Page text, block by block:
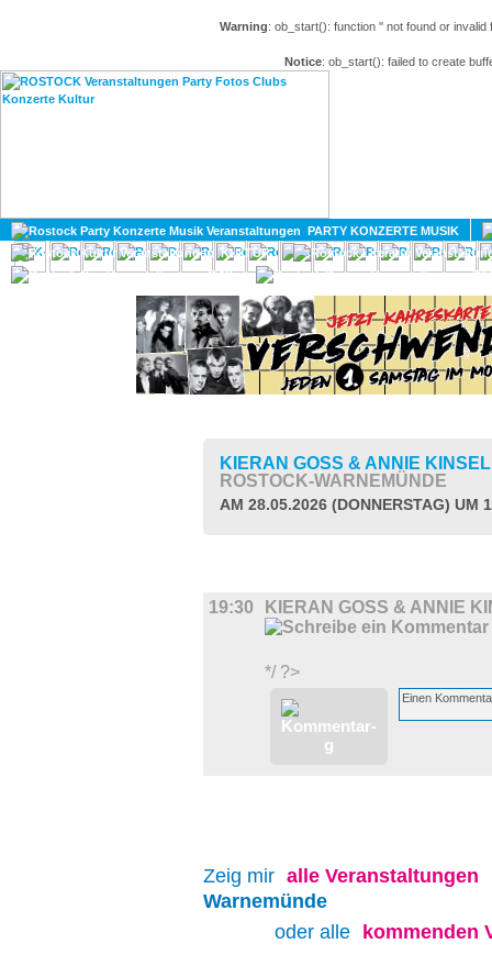
Warning: ob_start(): function '' not found or
Notice: ob_start(): failed to create
PARTY KONZERTE MUSIK
KULTUR
GAY
KIERAN GOSS & ANNIE
ROSTOCK-WARNEMÜNDE
AM 28.05.2026 (DONNERSTAG) UM
19:30 KIERAN GOSS & ANNIE
*/ ?>
Zeig mir alle Veranstaltungen
Warnemünde
oder alle
kommenden